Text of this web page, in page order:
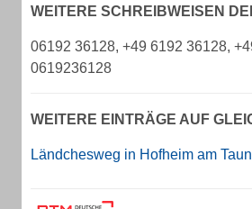
WEITERE SCHREIBWEISEN
06192 36128, +49 6192 36128,
0619236128
WEITERE EINTRÄGE AUF
Ländchesweg in Hofheim am